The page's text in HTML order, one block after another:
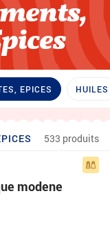
EPICES HUILES
533 produits
modene